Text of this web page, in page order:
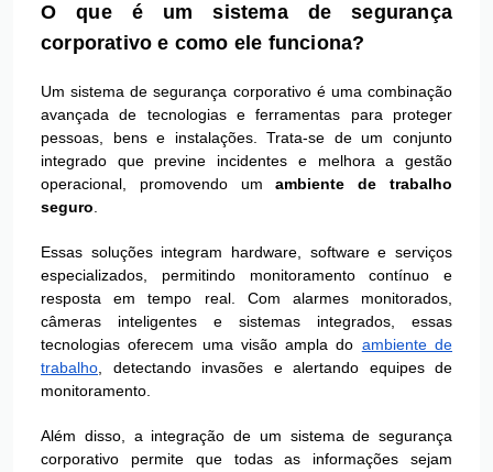
O que é um sistema de segurança
corporativo e como ele funciona?
Um sistema de segurança corporativo é uma combinação
avançada de tecnologias e ferramentas para proteger
pessoas, bens e instalações. Trata-se de um conjunto
integrado que previne incidentes e melhora a gestão
operacional, promovendo umambiente de trabalho
seguro.
Essas soluções integram hardware, software e serviços
especializados, permitindo monitoramento contínuo e
resposta em tempo real. Com alarmes monitorados,
câmeras inteligentes e sistemas integrados, essas
tecnologias oferecem uma visão ampla do ambiente de
trabalho, detectando invasões e alertando equipes de
monitoramento.
Além disso, a integração de um sistema de segurança
corporativo permite que todas as informações sejam